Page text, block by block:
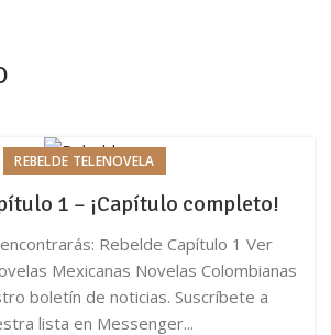
REBELDE TELENOVELA
1 – ¡Capítulo completo!
Rebelde Capítulo 1 Ver
Mexicanas Novelas Colombianas
boletín de noticias. Suscríbete a
lista en Messenger...